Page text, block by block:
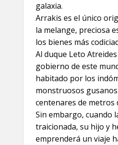
galaxia.
Arrakis es el único
la melange, preciosa
los bienes más
Al duque Leto
gobierno de este
habitado por los
monstruosos
centenares de metros
Sin embargo, cuando
traicionada, su hijo y
emprenderá un viaje